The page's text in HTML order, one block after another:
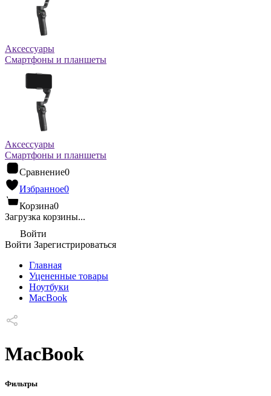
Аксессуары
Смартфоны и планшеты
Аксессуары
Смартфоны и планшеты
Сравнение0
Избранное0
Корзина0
Загрузка корзины...
Войти
Войти Зарегистрироваться
Главная
Уцененные товары
Ноутбуки
MacBook
MacBook
Фильтры